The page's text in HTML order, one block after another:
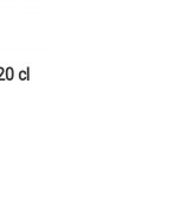
cl